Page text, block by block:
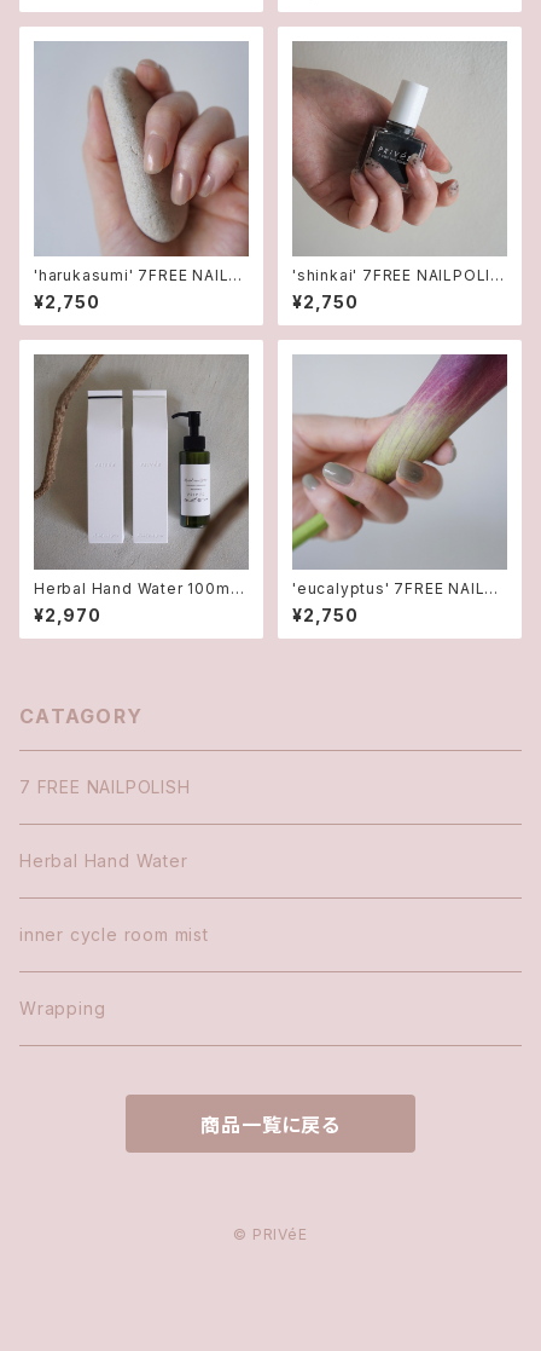
'harukasumi' 7FREE NAILP
OLISHマニキュア
¥2,750
'shinkai' 7FREE NAILPOLIS
Hマニキュア
¥2,750
Herbal Hand Water 100ml
ハンド用化粧水
¥2,970
'eucalyptus' 7FREE NAILP
OLISHマニキュア
¥2,750
CATAGORY
7 FREE NAILPOLISH
Herbal Hand Water
inner cycle room mist
Wrapping
商品一覧に戻る
© PRIVéE